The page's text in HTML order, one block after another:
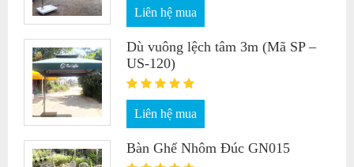
Liên hệ mua
Dù vuông lệch tâm 3m (Mã SP –
US-120)
Liên hệ mua
Bàn Ghế Nhôm Đúc GN015